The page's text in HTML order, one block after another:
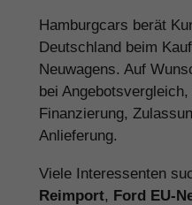
Hamburgcars berät
Deutschland beim
Neuwagens. Auf
bei
Finanzierung,
Anlieferung.
Viele Interessenten
Reimport, Ford EU-